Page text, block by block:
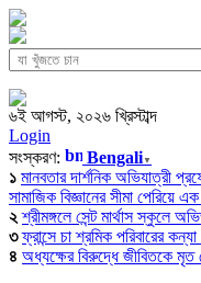
৬ই আগস্ট, ২০২৬ খ্রিস্টাব্দ
Login
সংস্করণ:
Bengali▼
১ মানবতার দার্শনিক অভিযাত্রী
সামাজিক বিজ্ঞানের সীমা পেরিয়ে এক
২ শ্রীমঙ্গলে সেন্ট মার্থাস স্কুলে
৩ ফ্রান্সে চা শ্রমিক পরিবারের
৪ অধ্যক্ষের বিরুদ্ধে জীবিতকে মৃত